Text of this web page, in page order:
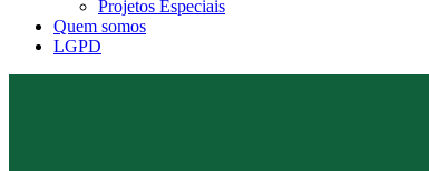
Projetos Especiais
Quem somos
LGPD